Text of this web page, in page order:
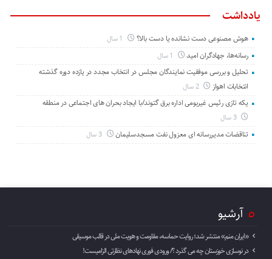
یادداشت
هوش مصنوعی دست نشانده یا دست بالا؟
رسانه‌ها، جهادگران امید
تحلیل و بررسی موفقیت نمایندگان مجلس در انتخاب مجدد در یازده دوره گذشته
انتخابات اهواز
2 سال
یکه تازی رئیس غیربومی اداره برق گتوند/با ایجاد بحران های اجتماعی در منطقه
3 سال
تناقضات مدیررسانه ای معزول نفت مسجدسلیمان 3 سال
آرشیو
«ایران منم» منتشر شد؛ روایت حماسه، مقاومت و هویت ملی در قالب موسیقی
در نوسازی خوزستان چه می گذرد ؟/ ورودی فوری نهادهای نظارتی الزامیست!